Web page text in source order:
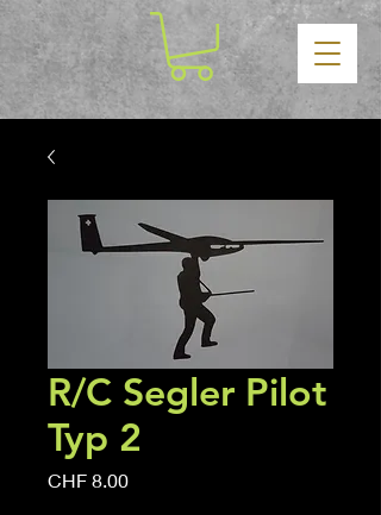
R/C Segler Pilot
Typ 2
CHF 8.00Price